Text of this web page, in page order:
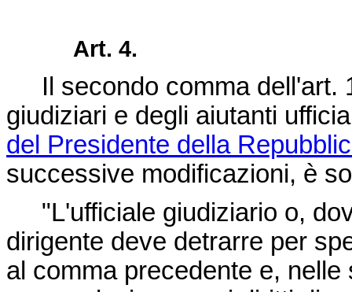
Art. 4.
Il secondo comma dell'art.
giudiziari e degli aiutanti
del Presidente della
successive modificazioni, è
"L'ufficiale giudiziario o,
dirigente deve detrarre per
al comma precedente e,